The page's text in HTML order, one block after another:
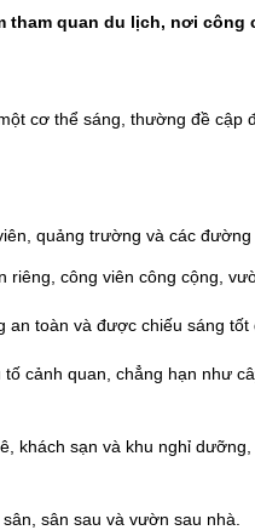
tham quan du lịch, nơi công
cơ thể sáng, thường đề
quảng trường và các đường
công viên công cộng,
toàn và được chiếu sáng tốt
cảnh quan, chẳng hạn như
khách sạn và khu nghỉ
sân sau và vườn sau nhà.